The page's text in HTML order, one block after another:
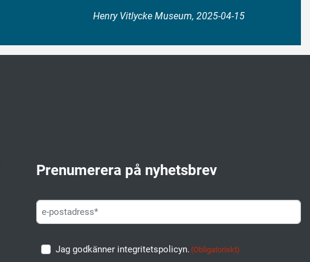
Henry Vitlycke Museum, 2025-04-15
Prenumerera på nyhetsbrev
Jag godkänner integritetspolicyn. (Obligatoriskt)